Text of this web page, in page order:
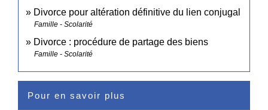
Divorce pour altération définitive du lien conjugal
Famille - Scolarité
Divorce : procédure de partage des biens
Famille - Scolarité
Pour en savoir plus